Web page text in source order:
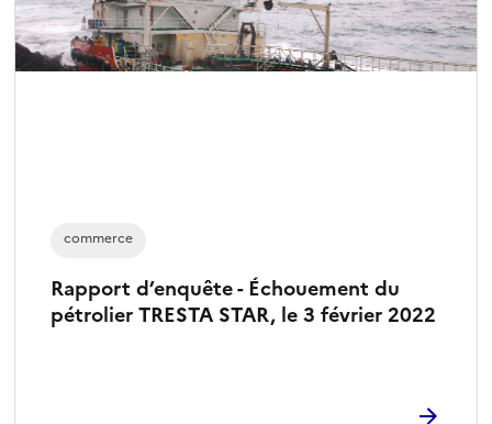
Rapport d’enquête - Échouement du
pétrolier TRESTA STAR, le 3 février 2022
commerce